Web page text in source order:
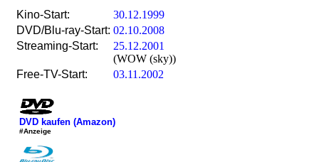
Kino-Start:
30.12.1999
DVD/Blu-ray-Start: 02.10.2008
Streaming-Start:
25.12.2001
(WOW (sky))
Free-TV-Start:
03.11.2002
DVD kaufen (Amazon)
#Anzeige